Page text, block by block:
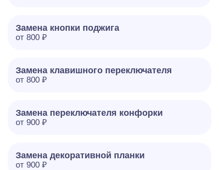
Замена кнопки поджига
от 800 ₽
Замена клавишного переключателя
от 800 ₽
Замена переключателя конфорки
от 900 ₽
Замена декоративной планки
от 900 ₽